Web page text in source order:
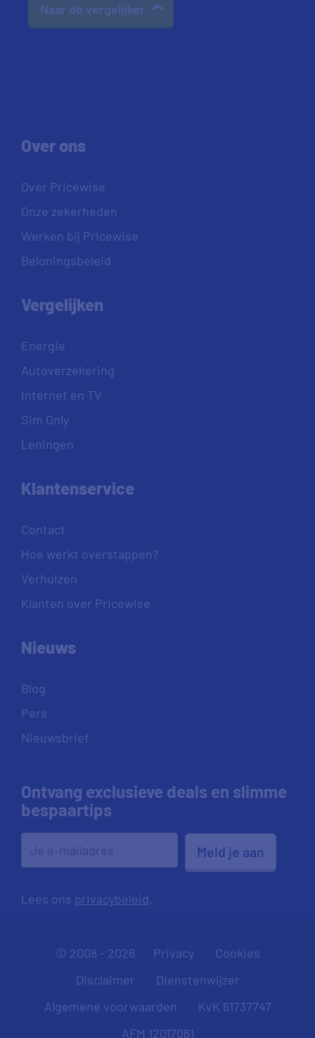
Naar de vergelijker
Over ons
Over Pricewise
Onze zekerheden
Werken bij Pricewise
Beloningsbeleid
Vergelijken
Energie
Autoverzekering
Internet en TV
Sim Only
Leningen
Klantenservice
Contact
Hoe werkt overstappen?
Verhuizen
Klanten over Pricewise
Nieuws
Blog
Pers
Nieuwsbrief
Ontvang exclusieve deals en slimme
bespaartips
Meld je aan
Lees ons privacybeleid.
© 2008 - 2026 Privacy
Cookies
Disclaimer
Dienstenwijzer
Algemene voorwaarden
KvK 61737747
AFM 12017061